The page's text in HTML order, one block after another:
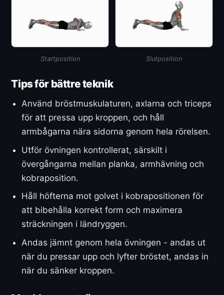
Startposition Slutposition
Tips för bättre teknik
Använd bröstmuskulaturen, axlarna och triceps
för att pressa upp kroppen, och håll
armbågarna nära sidorna genom hela rörelsen.
Utför övningen kontrollerat, särskilt i
övergångarna mellan planka, armhävning och
kobraposition.
Håll höfterna mot golvet i kobrapositionen för
att bibehålla korrekt form och maximera
sträckningen i ländryggen.
Andas jämnt genom hela övningen - andas ut
när du pressar upp och lyfter bröstet, andas in
när du sänker kroppen.